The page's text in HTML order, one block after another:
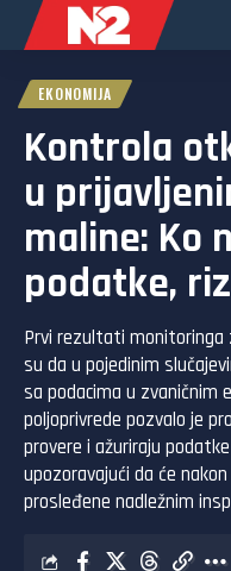
EKONOMIJA
Kontrola
u
maline: Ko
podatke,
Prvi rezultati monitoringa
su da u pojedinim
sa podacima u zvaničnim
poljoprivrede pozvalo je
provere i ažuriraju
upozoravajući da će
prosleđene nadležnim